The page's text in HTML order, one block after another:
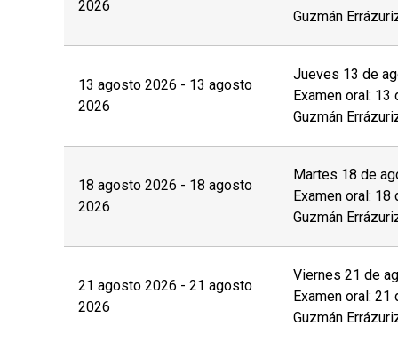
Las personas interesadas deberán completar
derecho de esta página web y enviar los
Fotocopia simple del carnet de identidad por
Con el objetivo de brindar las condiciones y
discapacidad
física, motriz, sensorial (visual
postular no asegura el cupo, una vez
valor completo de la actividad para estar
2026
Guzmán
13 agosto 2026 - 13 agosto
2026
Jueves 13 de
Examen oral:
Guzmán
18 agosto 2026 - 18 agosto
2026
Martes 18 de
Examen oral:
Guzmán
21 agosto 2026 - 21 agosto
2026
Viernes 21 de
Examen oral:
Guzmán